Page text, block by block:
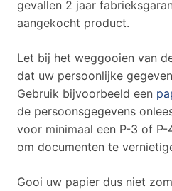
gevallen 2 jaar
aangekocht product.
Let bij het weggooien van
dat uw persoonlijke
Gebruik bijvoorbeeld een
de persoonsgegevens
voor minimaal een P-3 of
om documenten te
Gooi uw papier dus niet